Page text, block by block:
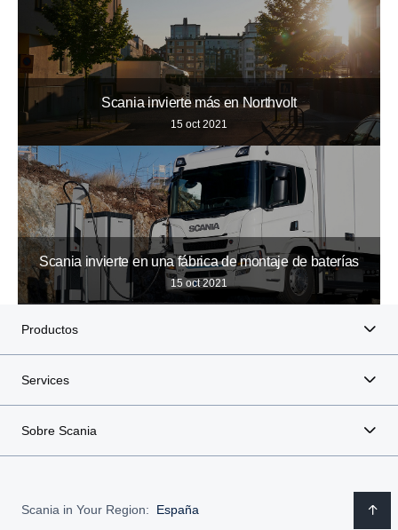
Scania invierte más en Northvolt
15 oct 2021
Scania invierte en una fábrica de montaje de baterías
15 oct 2021
Productos
Services
Sobre Scania
Scania in Your Region: España